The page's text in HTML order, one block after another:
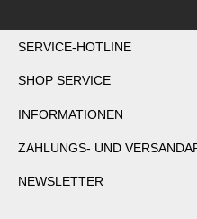
SERVICE-HOTLINE
SHOP SERVICE
INFORMATIONEN
ZAHLUNGS- UND
NEWSLETTER